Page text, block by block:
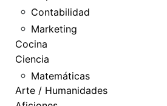
Contabilidad
Marketing
Cocina
Ciencia
Matemáticas
Arte / Humanidades